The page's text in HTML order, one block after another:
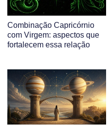
Combinação Capricórnio
com Virgem: aspectos que
fortalecem essa relação